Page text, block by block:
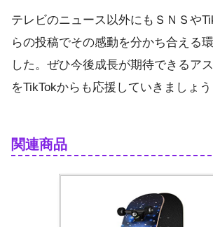
テレビのニュース以外にもＳＮＳや
らの投稿でその感動を分かち合える
した。ぜひ今後成長が期待できるア
をTikTokからも応援していきましょう
関連商品